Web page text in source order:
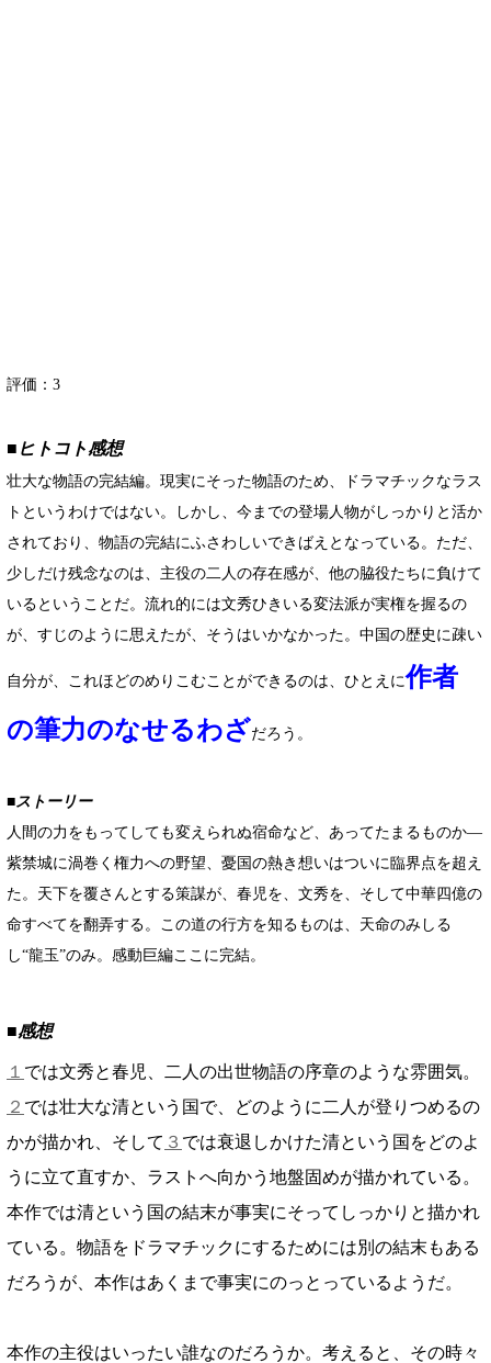
評価： 3
■ヒトコト感想
壮大な物語の完結編。現実にそった物語のため、ドラマチックなラス
トというわけではない。しかし、今までの登場人物がしっかりと活か
されており、物語の完結にふさわしいできばえとなっている。ただ、
少しだけ残念なのは、主役の二人の存在感が、他の脇役たちに負けて
いるということだ。流れ的には文秀ひきいる変法派が実権を握るの
が、すじのように思えたが、そうはいかなかった。中国の歴史に疎い
自分が、これほどのめりこむことができるのは、ひとえに作者
の筆力のなせるわざだろう。
■ストーリー
人間の力をもってしても変えられぬ宿命など、あってたまるものか―
紫禁城に渦巻く権力への野望、憂国の熱き想いはついに臨界点を超え
た。天下を覆さんとする策謀が、春児を、文秀を、そして中華四億の
命すべてを翻弄する。この道の行方を知るものは、天命のみしる
し“龍玉”のみ。感動巨編ここに完結。
■感想
１ では文秀と春児、二人の出世物語の序章のような雰囲気。
２ では壮大な清という国で、どのように二人が登りつめるの
かが描かれ、そして ３ では衰退しかけた清という国をどのよ
うに立て直すか、ラストへ向かう地盤固めが描かれている。
本作では清という国の結末が事実にそってしっかりと描かれ
ている。物語をドラマチックにするためには別の結末もある
だろうが、本作はあくまで事実にのっとっているようだ。
本作の主役はいったい誰なのだろうか。考えると、その時々